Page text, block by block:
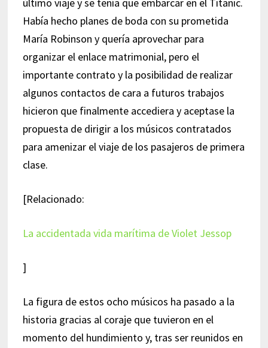
Había hecho planes de boda con su prometida
María Robinson y quería aprovechar para
organizar el enlace matrimonial, pero el
importante contrato y la posibilidad de realizar
algunos contactos de cara a futuros trabajos
hicieron que finalmente accediera y aceptase la
propuesta de dirigir a los músicos contratados
para amenizar el viaje de los pasajeros de primera
clase.
[Relacionado:
La accidentada vida marítima de Violet Jessop
]
La figura de estos ocho músicos ha pasado a la
historia gracias al coraje que tuvieron en el
momento del hundimiento y, tras ser reunidos en